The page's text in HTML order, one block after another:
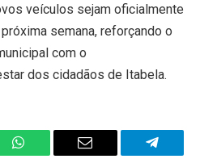
veículos sejam oficialmente
semana, reforçando o
com o
dos cidadãos de Itabela.
WhatsApp Email